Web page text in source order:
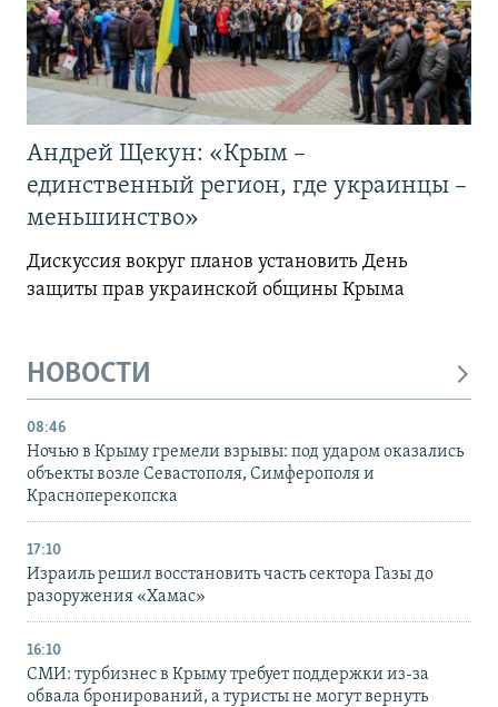
Андрей Щекун: «Крым –
единственный регион, где украинцы –
меньшинство»
Дискуссия вокруг планов установить День
защиты прав украинской общины Крыма
НОВОСТИ
08:46
Ночью в Крыму гремели взрывы: под ударом оказались
объекты возле Севастополя, Симферополя и
Красноперекопска
17:10
Израиль решил восстановить часть сектора Газы до
разоружения «Хамас»
16:10
СМИ: турбизнес в Крыму требует поддержки из-за
обвала бронирований, а туристы не могут вернуть